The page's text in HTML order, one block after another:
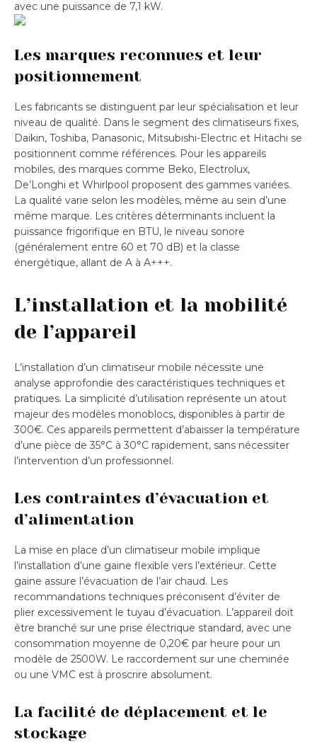
avec une puissance de 7,1 kW.
Les marques reconnues et leur
positionnement
Les fabricants se distinguent par leur spécialisation et leur
niveau de qualité. Dans le segment des climatiseurs fixes,
Daikin, Toshiba, Panasonic, Mitsubishi-Electric et Hitachi se
positionnent comme références. Pour les appareils
mobiles, des marques comme Beko, Electrolux,
De’Longhi et Whirlpool proposent des gammes variées.
La qualité varie selon les modèles, même au sein d’une
même marque. Les critères déterminants incluent la
puissance frigorifique en BTU, le niveau sonore
(généralement entre 60 et 70 dB) et la classe
énergétique, allant de A à A+++.
L’installation et la mobilité
de l’appareil
L’installation d’un climatiseur mobile nécessite une
analyse approfondie des caractéristiques techniques et
pratiques. La simplicité d’utilisation représente un atout
majeur des modèles monoblocs, disponibles à partir de
300€. Ces appareils permettent d’abaisser la température
d’une pièce de 35°C à 30°C rapidement, sans nécessiter
l’intervention d’un professionnel.
Les contraintes d’évacuation et
d’alimentation
La mise en place d’un climatiseur mobile implique
l’installation d’une gaine flexible vers l’extérieur. Cette
gaine assure l’évacuation de l’air chaud. Les
recommandations techniques préconisent d’éviter de
plier excessivement le tuyau d’évacuation. L’appareil doit
être branché sur une prise électrique standard, avec une
consommation moyenne de 0,20€ par heure pour un
modèle de 2500W. Le raccordement sur une cheminée
ou une VMC est à proscrire absolument.
La facilité de déplacement et le
stockage